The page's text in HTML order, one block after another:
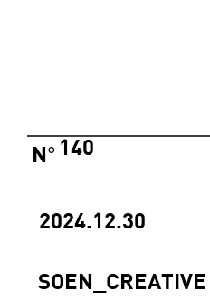
2024.12.30
140
N°